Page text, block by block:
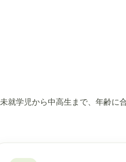
未就学児から中高生まで、年齢に